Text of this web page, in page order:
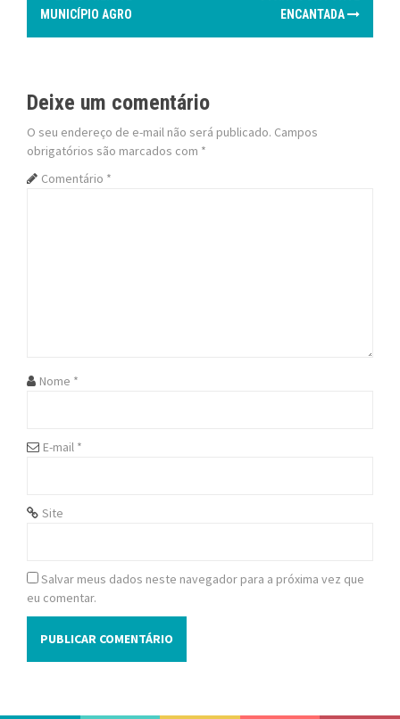
t
n
a
i
n
MUNICÍPIO AGRO
ENCANTADA
Deixe um comentário
O seu endereço de e-mail não será publicado. Campos
obrigatórios são marcados com *
Comentário *
Nome *
E-mail *
Site
Salvar meus dados neste navegador para a próxima vez que
eu comentar.